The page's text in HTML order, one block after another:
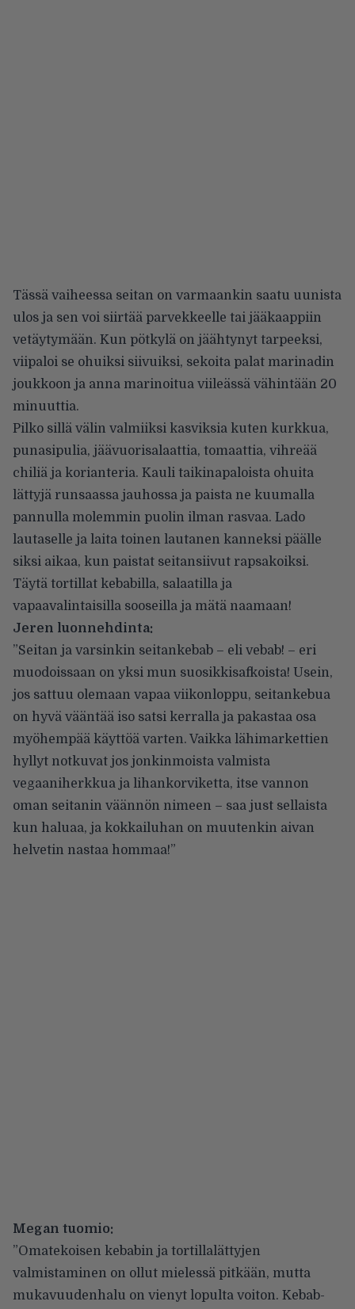
Tässä vaiheessa seitan on varmaankin saatu uunista
ulos ja sen voi siirtää parvekkeelle tai jääkaappiin
vetäytymään. Kun pötkylä on jäähtynyt tarpeeksi,
viipaloi se ohuiksi siivuiksi, sekoita palat marinadin
joukkoon ja anna marinoitua viileässä vähintään 20
minuuttia.
Pilko sillä välin valmiiksi kasviksia kuten kurkkua,
punasipulia, jäävuorisalaattia, tomaattia, vihreää
chiliä ja korianteria. Kauli taikinapaloista ohuita
lättyjä runsaassa jauhossa ja paista ne kuumalla
pannulla molemmin puolin ilman rasvaa. Lado
lautaselle ja laita toinen lautanen kanneksi päälle
siksi aikaa, kun paistat seitansiivut rapsakoiksi.
Täytä tortillat kebabilla, salaatilla ja
vapaavalintaisilla sooseilla ja mätä naamaan!
Jeren luonnehdinta:
”Seitan ja varsinkin seitankebab – eli vebab! – eri
muodoissaan on yksi mun suosikkisafkoista! Usein,
jos sattuu olemaan vapaa viikonloppu, seitankebua
on hyvä vääntää iso satsi kerralla ja pakastaa osa
myöhempää käyttöä varten. Vaikka lähimarkettien
hyllyt notkuvat jos jonkinmoista valmista
vegaaniherkkua ja lihankorviketta, itse vannon
oman seitanin väännön nimeen – saa just sellaista
kun haluaa, ja kokkailuhan on muutenkin aivan
helvetin nastaa hommaa!”
Megan tuomio:
”Omatekoisen kebabin ja tortillalättyjen
valmistaminen on ollut mielessä pitkään, mutta
mukavuudenhalu on vienyt lopulta voiton. Kebab-